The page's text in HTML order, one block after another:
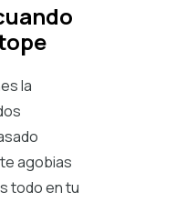
la
agobias
todo en tu